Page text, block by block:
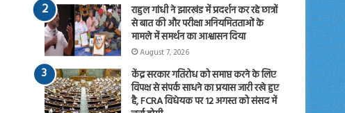
राहुल गांधी ने झारखंड में प्रदर्शन कर रहे छात्रों
से बात की और परीक्षा अनियमितताओं के
मामले में समर्थन का आश्वासन दिया
August 7, 2026
केंद्र सरकार गतिरोध को समाप्त करने के लिए
विपक्ष से संपर्क साधने का प्रयास जारी रखे हुए
है, FCRA विधेयक पर 12 अगस्त को संसद में